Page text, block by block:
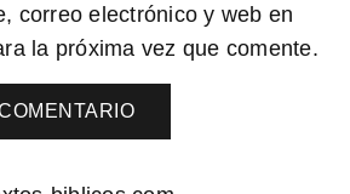
correo electrónico y web en
la próxima vez que comente.